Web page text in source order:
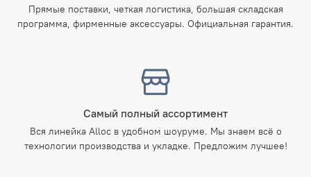
Прямые поставки, четкая логистика, большая складская
программа, фирменные аксессуары. Официальная гарантия.
Самый полный ассортимент
Вся линейка Alloc в удобном шоуруме. Мы знаем всё о
технологии производства и укладке. Предложим лучшее!